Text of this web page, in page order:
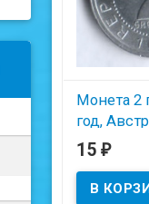
Монета 2
год,
В
Состояние
15 ₽